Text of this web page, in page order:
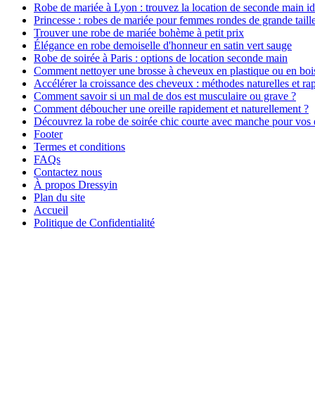
Robe de mariée à Lyon : trouvez la location de seconde main
Princesse : robes de mariée pour femmes rondes de grande
Trouver une robe de mariée bohème à petit prix
Élégance en robe demoiselle d'honneur en satin vert sauge
Robe de soirée à Paris : options de location seconde main
Comment nettoyer une brosse à cheveux en plastique ou en
Accélérer la croissance des cheveux : méthodes naturelles et
Comment savoir si un mal de dos est musculaire ou grave ?
Comment déboucher une oreille rapidement et naturellement ?
Découvrez la robe de soirée chic courte avec manche pour vos
Footer
Termes et conditions
FAQs
Contactez nous
À propos Dressyin
Plan du site
Accueil
Politique de Confidentialité